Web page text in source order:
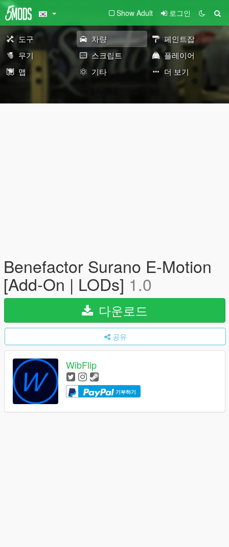
Show Adult 로그인
도구 차량
페인트잡
무기
스크립트
플레이어
맵
기타 더 보기
Benefactor Surano E-Motion
[Add-On | LODs] 1.0
다운로드
공유
WibFlip
기부하기